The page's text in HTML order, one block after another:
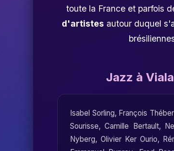
toute la France et parfois
d'artistes autour duquel
Jazz à
Isabel Sorling, François
Sourisse,Camille Bertault,
Nyberg, Olivier Ker Ourio,